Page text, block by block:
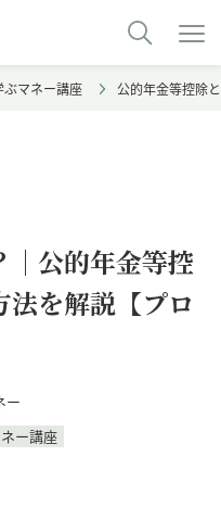
ぶマネー講座 公的年金等控除
｜公的年金等控
を解説【プロ
ー
ー講座